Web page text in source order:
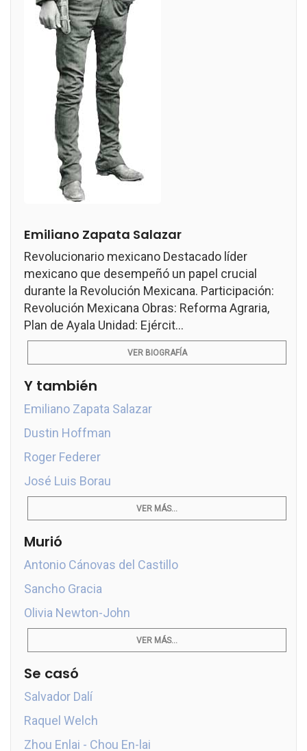
Emiliano Zapata Salazar
Revolucionario mexicano Destacado líder
mexicano que desempeñó un papel crucial
durante la Revolución Mexicana. Participación:
Revolución Mexicana Obras: Reforma Agraria,
Plan de Ayala Unidad: Ejércit...
VER BIOGRAFÍA
Y también
Emiliano Zapata Salazar
Dustin Hoffman
Roger Federer
José Luis Borau
VER MÁS...
Murió
Antonio Cánovas del Castillo
Sancho Gracia
Olivia Newton-John
VER MÁS...
Se casó
Salvador Dalí
Raquel Welch
Zhou Enlai - Chou En-lai